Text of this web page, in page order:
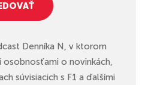
Denníka N, v ktorom
osobnosťami o novinkách,
súvisiacich s F1 a ďalšími